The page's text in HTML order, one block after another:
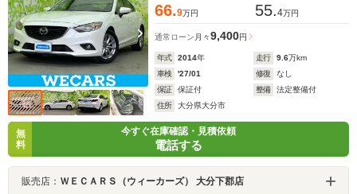
66.9万円 55.4万円
通常ローン 月々9,400円
年式 2014年 走行 9.6万km
車検
'27/01 修復
なし
保証
保証付 整備
法定整備付
住所
大分県大分市
無
料
今すぐ在庫確認・見積依頼
電話する
販売店： ＷＥＣＡＲＳ（ウィーカーズ） 大分下郡店